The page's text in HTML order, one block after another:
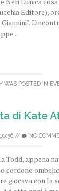
Editore),
Giannini".
WAS POSTED IN
di Kate
00:56 // NO
Todd, appena
cordone
giocava con la